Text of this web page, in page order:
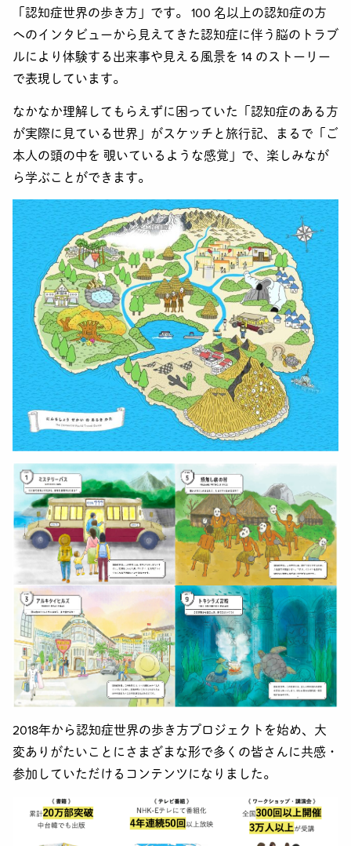
「認知症世界の歩き方」です。 100 名以上の認知症の方
へのインタビューから見えてきた認知症に伴う脳のトラブ
ルにより体験する出来事や見える風景を 14 のストーリー
で表現しています。
なかなか理解してもらえずに困っていた「認知症のある方
が実際に見ている世界」がスケッチと旅行記、まるで「ご
本人の頭の中を 覗いているような感覚」で、楽しみなが
ら学ぶことができます。
2018年から認知症世界の歩き方プロジェクトを始め、大
変ありがたいことにさまざまな形で多くの皆さんに共感・
参加していただけるコンテンツになりました。